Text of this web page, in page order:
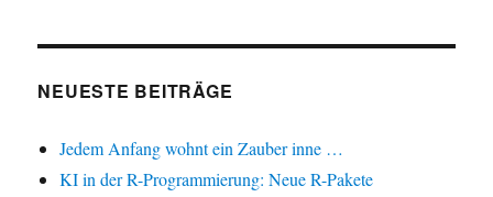
NEUESTE BEITRÄGE
Jedem Anfang wohnt ein Zauber inne …
KI in der R-Programmierung: Neue R-Pakete